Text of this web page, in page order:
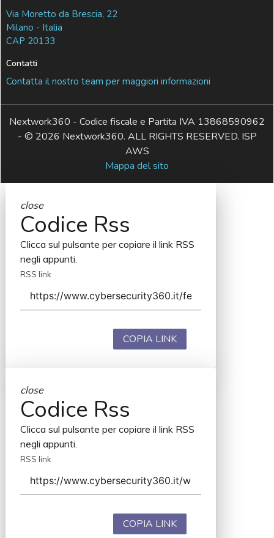
Via Moretto da Brescia, 22
Milano - Italia
CAP 20133
Contatti
Contatta il nostro team per maggiori informazioni
Nextwork360 - Codice fiscale e Partita IVA 13868590962
- © 2026 Nextwork360. ALL RIGHTS RESERVED. ISP
AWS
Mappa del sito
close
Codice Rss
Clicca sul pulsante per copiare il link RSS
negli appunti.
RSS link
COPIA LINK
close
Codice Rss
Clicca sul pulsante per copiare il link RSS
negli appunti.
RSS link
COPIA LINK